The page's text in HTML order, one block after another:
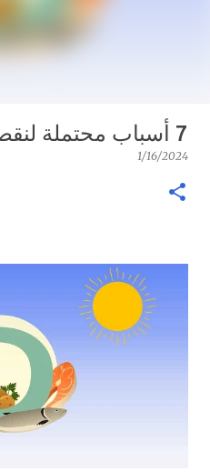
7 أسباب محتملة لنقص فيتامين (د) ؟
1/16/2024